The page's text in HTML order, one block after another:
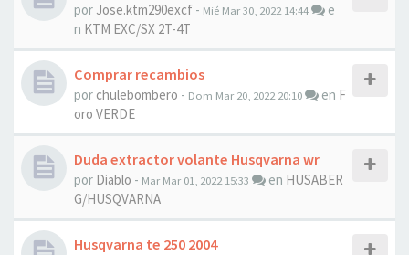
por Jose.ktm290excf - Mié Mar 30, 2022 14:44
e
n KTM EXC/SX 2T-4T
Comprar recambios
por chulebombero - Dom Mar 20, 2022 20:10 en F
oro VERDE
Duda extractor volante Husqvarna wr
por Diablo - Mar Mar 01, 2022 15:33 en HUSABER
G/HUSQVARNA
Husqvarna te 250 2004